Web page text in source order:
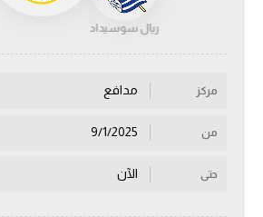
أقسام
ريال سوسيداد
مركز مدافع
من
حتى الآن